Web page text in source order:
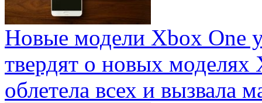
Новые модели Xbox One
твердят о новых
облетела всех и вызвала